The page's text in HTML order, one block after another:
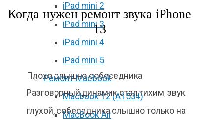
iPad mini 2
iPad mini 3
iPad mini 4
iPad mini 5
Ремонт Macbook
Macbook 12 (А1534)
MacBook Air
Когда нужен ремонт звука iPhone
13
Плохо слышно собеседника
Разговорный динамик стал тихим, звук
глухой, собеседника слышно только на